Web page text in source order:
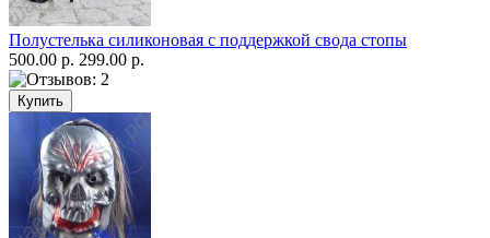
Полустелька силиконовая с поддержкой свода стопы
500.00 р. 299.00 р.